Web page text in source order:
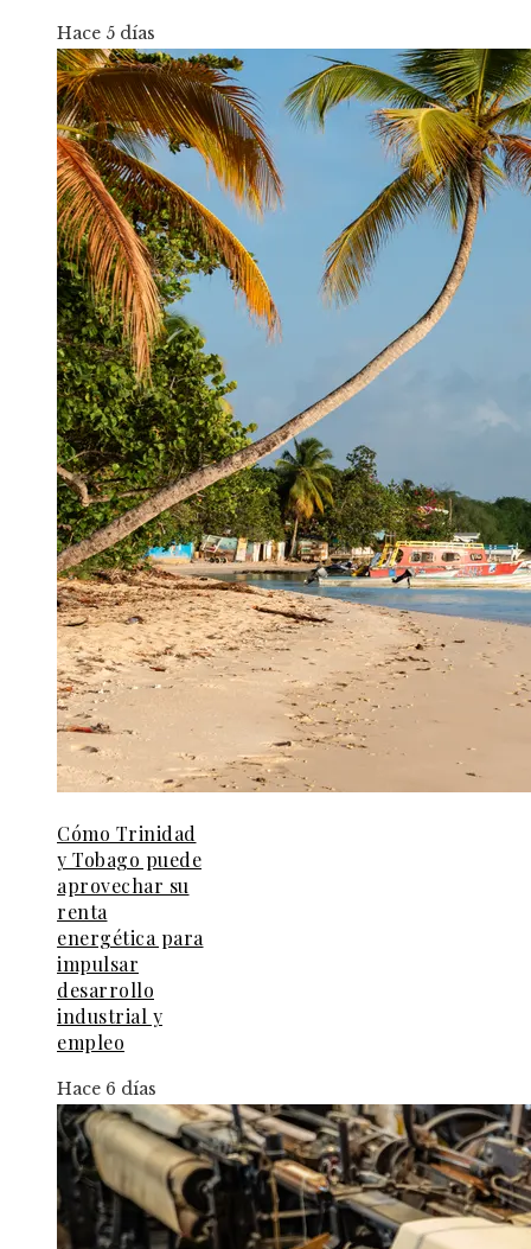
Hace 5 días
Cómo Trinidad
y Tobago puede
aprovechar su
renta
energética para
impulsar
desarrollo
industrial y
empleo
Hace 6 días